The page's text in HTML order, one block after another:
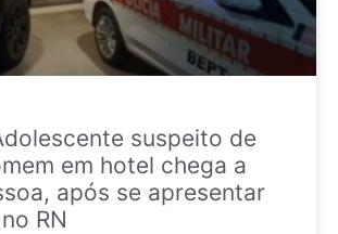
suspeito de
em hotel chega a
após se apresentar
RN